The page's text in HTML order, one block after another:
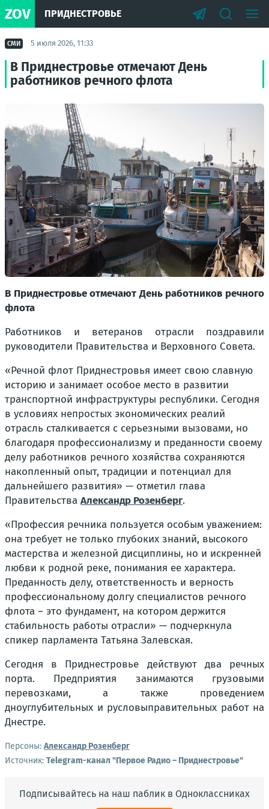
ZOV ПРИДНЕСТРОВЬЕ
СМИ 5 июля 2026, 11:33
В Приднестровье отмечают День
работников речного флота
В Приднестровье отмечают День работников речного
флота
Работников и ветеранов отрасли поздравили
руководители Правительства и Верховного Совета.
«Речной флот Приднестровья имеет свою славную
историю и занимает особое место в развитии
транспортной инфраструктуры республики. Сегодня
в условиях непростых экономических реалий
отрасль сталкивается с серьезными вызовами, но
благодаря профессионализму и преданности своему
делу работников речного хозяйства сохраняются
накопленный опыт, традиции и потенциал для
дальнейшего развития» — отметил глава
Правительства Александр Розенберг.
«Профессия речника пользуется особым уважением:
она требует не только глубоких знаний, высокого
мастерства и железной дисциплины, но и искренней
любви к родной реке, понимания ее характера.
Преданность делу, ответственность и верность
профессиональному долгу специалистов речного
флота – это фундамент, на котором держится
стабильность работы отрасли» — подчеркнула
спикер парламента Татьяна Залевская.
Сегодня в Приднестровье действуют два речных
порта. Предприятия занимаются грузовыми
перевозками, а также проведением
дноуглубительных и русловыправительных работ на
Днестре.
Персоны: Александр Розенберг
Источник: Telegram-канал "Первое Радио – Приднестровье"
Подписывайтесь на наш паблик в Одноклассниках